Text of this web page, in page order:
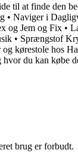
til at finde den
• Naviger i
og Jem og Fix •
• Sprængstof
og kørestole hos
hvor du kan købe
brug er forbudt.